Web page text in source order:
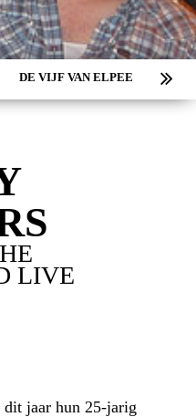
DE VIJF VAN ELPEE
LIVE
jaar hun 25-jarig